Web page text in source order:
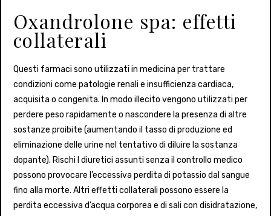
Oxandrolone spa: effetti
collaterali
Questi farmaci sono utilizzati in medicina per trattare
condizioni come patologie renali e insufficienza cardiaca,
acquisita o congenita. In modo illecito vengono utilizzati per
perdere peso rapidamente o nascondere la presenza di altre
sostanze proibite (aumentando il tasso di produzione ed
eliminazione delle urine nel tentativo di diluire la sostanza
dopante). Rischi I diuretici assunti senza il controllo medico
possono provocare l’eccessiva perdita di potassio dal sangue
fino alla morte. Altri effetti collaterali possono essere la
perdita eccessiva d’acqua corporea e di sali con disidratazione,